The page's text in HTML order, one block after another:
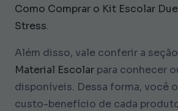
Como Comprar o Kit Escolar
Stress.
Além disso, vale conferir a seção
Material Escolar para conhecer
disponíveis. Dessa forma, você
custo-benefício de cada